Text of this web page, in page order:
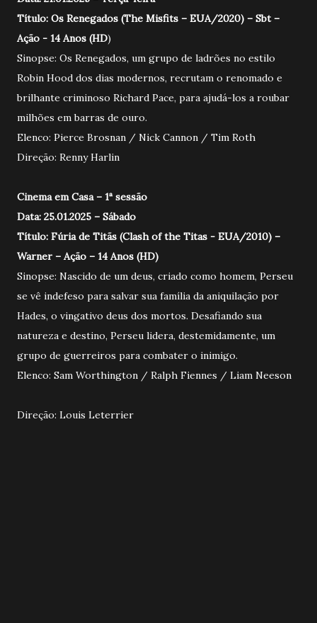
Título: Os Renegados (The Misfits – EUA/2020) – Sbt –
Ação - 14 Anos (HD)
Sinopse: Os Renegados, um grupo de ladrões no estilo
Robin Hood dos dias modernos, recrutam o renomado e
brilhante criminoso Richard Pace, para ajudá-los a roubar
milhões em barras de ouro.
Elenco: Pierce Brosnan / Nick Cannon / Tim Roth
Direção: Renny Harlin
Cinema em Casa – 1ª sessão
Data: 25.01.2025 – Sábado
Título: Fúria de Titãs (Clash of the Titas - EUA/2010) –
Warner – Ação – 14 Anos (HD)
Sinopse: Nascido de um deus, criado como homem, Perseu
se vê indefeso para salvar sua família da aniquilação por
Hades, o vingativo deus dos mortos. Desafiando sua
natureza e destino, Perseu lidera, destemidamente, um
grupo de guerreiros para combater o inimigo.
Elenco: Sam Worthington / Ralph Fiennes / Liam Neeson
Direção: Louis Leterrier